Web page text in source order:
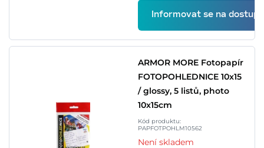
Informovat se na
ARMOR MORE Fotopapír
FOTOPOHLEDNICE 10x15
/ glossy, 5 listů, photo
10x15cm
Kód produktu:
PAPFOTPOHLM10562
Není skladem